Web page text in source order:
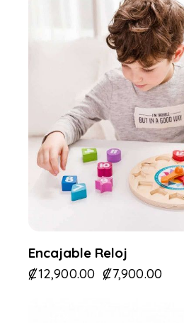
Encajable Reloj
₡12,900.00 ₡7,900.00